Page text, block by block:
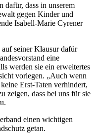
dafür, dass in unserem
gegen Kinder und
Isabell-Marie Cyrener
seiner Klausur dafür
eine
werden sie ein erweitertes
vorlegen. „Auch wenn
Erst-Taten verhindert,
zeigen, dass bei uns für sie
einen wichtigen
getan.